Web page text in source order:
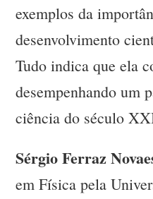
exemplos da
desenvolvimento
Tudo indica que ela
desempenhando um
ciência do século
Sérgio Ferraz
em Física pela